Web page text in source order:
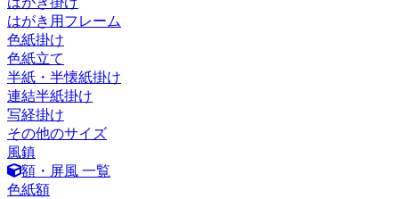
はがき用フレーム
色紙掛け
色紙立て
半紙・半懐紙掛け
連結半紙掛け
写経掛け
その他のサイズ
風鎮
額・屏風 一覧
色紙額